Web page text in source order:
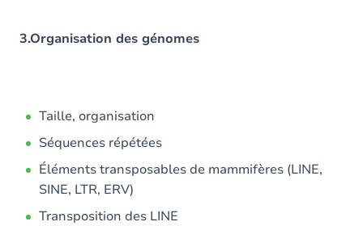
3.Organisation des génomes
Taille, organisation
Séquences répétées
Éléments transposables de mammifères (LINE,
SINE, LTR, ERV)
Transposition des LINE